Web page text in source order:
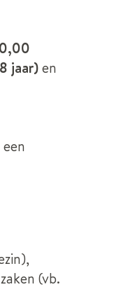
jaar)en
een
(vb.